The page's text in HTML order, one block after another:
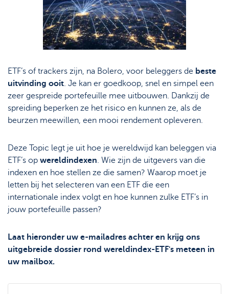
Strategie & Analyse
Documentcenter
Veelgestelde vragen
Lexicon
De wereld van
ETF's
Bolero Live
Beursboeken in de
kijker
ETF’s of trackers zijn, na Bolero, voor beleggers de beste
uitvinding ooit . Je kan er goedkoop, snel en simpel een
zeer gespreide portefeuille mee uitbouwen. Dankzij de
spreiding beperken ze het risico en kunnen ze, als de
beurzen meewillen, een mooi rendement opleveren.
Deze Topic legt je uit hoe je wereldwijd kan beleggen via
ETF’s op wereldindexen . Wie zijn de uitgevers van die
indexen en hoe stellen ze die samen? Waarop moet je
letten bij het selecteren van een ETF die een
internationale index volgt en hoe kunnen zulke ETF’s in
jouw portefeuille passen?
Laat hieronder uw e-mailadres achter en krijg ons
uitgebreide dossier rond wereldindex-ETF's meteen in
uw mailbox.